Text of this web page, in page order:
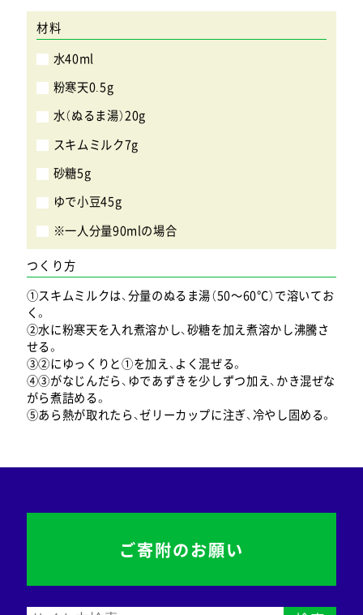
材料
水40ml
粉寒天0.5g
水（ぬるま湯）20g
スキムミルク7g
砂糖5g
ゆで小豆45g
※一人分量90mlの場合
つくり方
①スキムミルクは、分量のぬるま湯（50～60℃）で溶いてお
く。
②水に粉寒天を入れ煮溶かし、砂糖を加え煮溶かし沸騰さ
せる。
③②にゆっくりと①を加え、よく混ぜる。
④③がなじんだら、ゆであずきを少しずつ加え、かき混ぜな
がら煮詰める。
⑤あら熱が取れたら、ゼリーカップに注ぎ、冷やし固める。
ご寄附のお願い